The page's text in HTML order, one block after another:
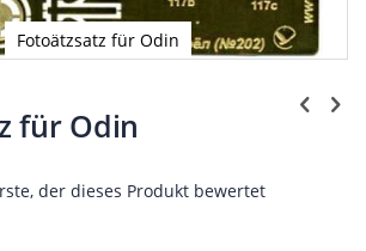
Fotoätzsatz für Odin
für Odin
der dieses Produkt bewertet